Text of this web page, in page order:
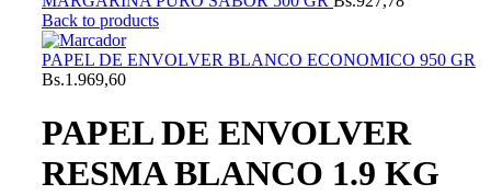
Back to products
PAPEL DE ENVOLVER BLANCO ECONOMICO 950 GR
Bs.1.969,60
PAPEL DE ENVOLVER
RESMA BLANCO 1.9 KG